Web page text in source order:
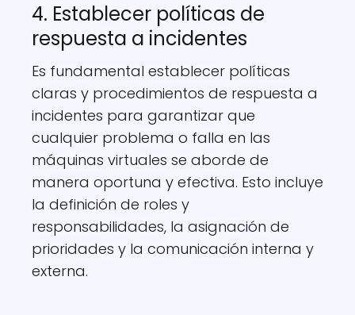
4. Establecer políticas de
respuesta a incidentes
Es fundamental establecer políticas
claras y procedimientos de respuesta a
incidentes para garantizar que
cualquier problema o falla en las
máquinas virtuales se aborde de
manera oportuna y efectiva. Esto incluye
la definición de roles y
responsabilidades, la asignación de
prioridades y la comunicación interna y
externa.